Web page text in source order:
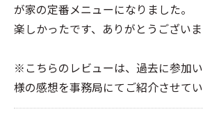
が家の定番メニューになりました。
楽しかったです、ありがとうございま
※こちらのレビューは、過去に参加
様の感想を事務局にてご紹介させて